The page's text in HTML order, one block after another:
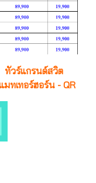
ทัวร์แกรนด์สวิต
มทเทอร์ฮอร์น - QR